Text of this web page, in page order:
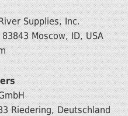
Supplies, Inc.
Moscow, ID, USA
Riedering, Deutschland